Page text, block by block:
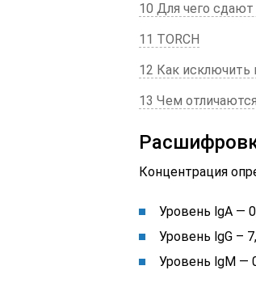
10 Для чего сдают
11 TORCH
12 Как исключить
13 Чем
Концентрация
Уровень lgА —
Уровень lgG –
Уровень lgM —